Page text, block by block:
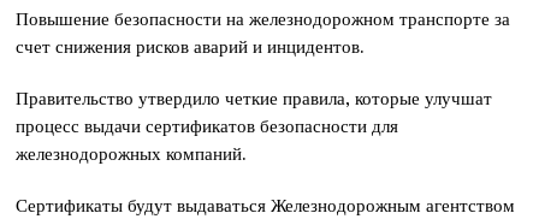
Повышение безопасности на железнодорожном транспорте за
счет снижения рисков аварий и инцидентов.
Правительство утвердило четкие правила, которые улучшат
процесс выдачи сертификатов безопасности для
железнодорожных компаний.
Сертификаты будут выдаваться Железнодорожным агентством